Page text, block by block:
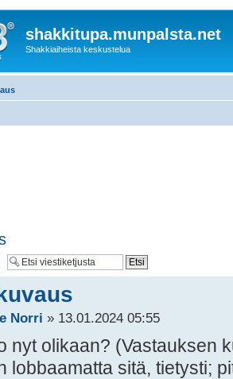
shakkitupa.munpalsta.net
Shakkiaiheista keskustelua
Norri » 13.01.2024 05:55
nyt olikaan? (Vastauksen
lobbaamatta sitä, tietysti;